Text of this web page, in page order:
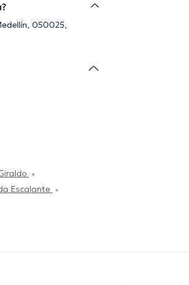
050025,
Escalante